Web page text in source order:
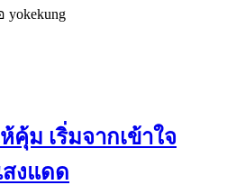
yokekung
คุ้ม เริ่มจากเข้าใจ
งแดด